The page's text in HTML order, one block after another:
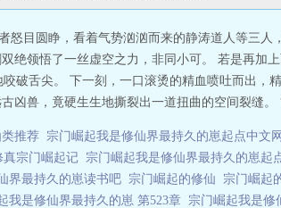
怒目圆睁，看着气势汹汹而来的静涛道人等三
绝领悟了一丝虚空之力，非同小可。 若是再加
咬破舌尖。 下一刻，一口滚烫的精血喷吐而出
凶兽，竟硬生生地撕裂出一道扭曲的空间裂缝
推荐 宗门崛起我是修仙界最持久的崽起点中文
真宗门崛起记 宗门崛起我是修仙界最持久的崽起
界最持久的崽读书吧 宗门崛起的修仙 宗门崛起
我是修仙界最持久的崽 第523章 宗门崛起我是修